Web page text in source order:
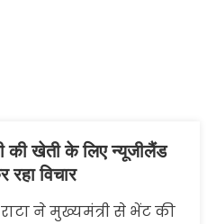
की खेती के लिए न्यूजीलैंड
विचार
ने मुख्यमंत्री से भेंट की